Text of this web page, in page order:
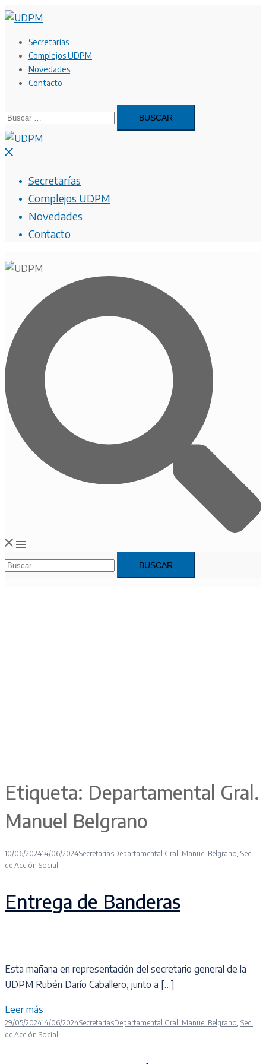
Saltar
contenidoSecretarías
Complejos UDPM
Novedades
Contacto
Buscar:
Cerrar
Secretarías
Complejos UDPM
Novedades
Contacto
Alternar
menú
Buscar:
Etiqueta: Departamental Gral.
Manuel Belgrano
10/06/202414/06/2024SecretaríasDepartamental Gral. Manuel Belgrano Sec.
de Acción Social
Entrega de Banderas
Esta mañana en representación del secretario general de la
UDPM Rubén Darío Caballero, junto a […]
Leer más
29/05/202414/06/2024SecretaríasDepartamental Gral. Manuel Belgrano Sec.
de Acción Social